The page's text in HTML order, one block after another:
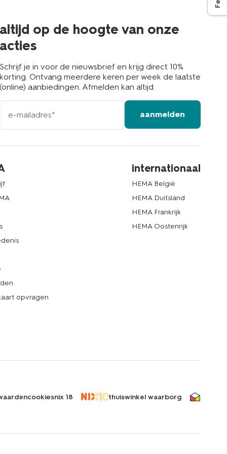
altijd op de hoogte van onze
acties
Schrijf je in voor de nieuwsbrief en krijg direct 10%
korting. Ontvang meerdere keren per week de laatste
(online) aanbiedingen. Afmelden kan altijd.
e-
mailadres
aanmelden
opvragen
internationaal
HEMA België
HEMA Duitsland
HEMA Frankrijk
HEMA Oostenrijk
cookiesnix 18 thuiswinkel waarborg